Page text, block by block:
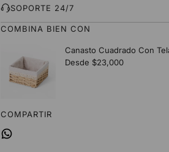
SOPORTE 24/7
COMBINA BIEN CON
COMPARTIR